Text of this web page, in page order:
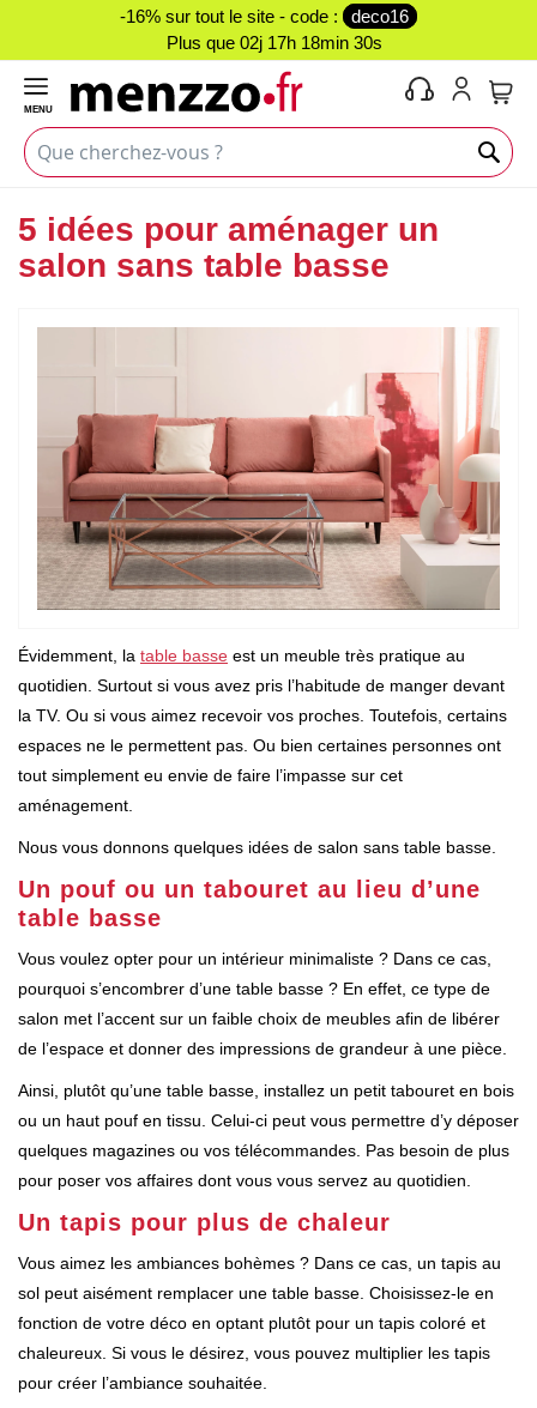
-16% sur tout le site - code :
deco16
Plus que 02j 17h 18min 29s
MENU
5 idées pour aménager un
salon sans table basse
Évidemment, la table basse est un meuble très pratique au
quotidien. Surtout si vous avez pris l’habitude de manger devant
la TV. Ou si vous aimez recevoir vos proches. Toutefois, certains
espaces ne le permettent pas. Ou bien certaines personnes ont
tout simplement eu envie de faire l’impasse sur cet
aménagement.
Nous vous donnons quelques idées de salon sans table basse.
Un pouf ou un tabouret au lieu d’une
table basse
Vous voulez opter pour un intérieur minimaliste ? Dans ce cas,
pourquoi s’encombrer d’une table basse ? En effet, ce type de
salon met l’accent sur un faible choix de meubles afin de libérer
de l’espace et donner des impressions de grandeur à une pièce.
Ainsi, plutôt qu’une table basse, installez un petit tabouret en bois
ou un haut pouf en tissu. Celui-ci peut vous permettre d’y déposer
quelques magazines ou vos télécommandes. Pas besoin de plus
pour poser vos affaires dont vous vous servez au quotidien.
Un tapis pour plus de chaleur
Vous aimez les ambiances bohèmes ? Dans ce cas, un tapis au
sol peut aisément remplacer une table basse. Choisissez-le en
fonction de votre déco en optant plutôt pour un tapis coloré et
chaleureux. Si vous le désirez, vous pouvez multiplier les tapis
pour créer l’ambiance souhaitée.